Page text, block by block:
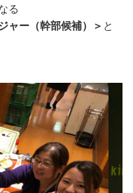
る
ャー（幹部候補）＞ と